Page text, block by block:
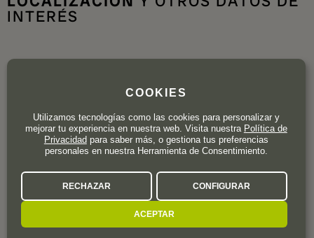
INTERÉS
4 Via Giuseppe Verdi
San Pietro in Cariano
COOKIES
Utilizamos tecnologías como las cookies para personalizar y
mejorar tu experiencia en nuestra web. Visita nuestra Política de
Privacidadpara saber más, o gestiona tus preferencias
personales en nuestra Herramienta de Consentimiento.
RECHAZAR CONFIGURAR
ACEPTAR